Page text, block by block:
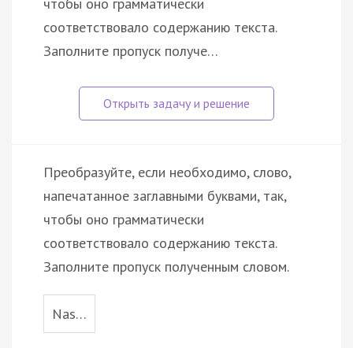
соответствовало содержанию текста.
Заполните пропуск получе…
Преобразуйте, если необходимо, слово,
напечатанное заглавными буквами, так,
чтобы оно грамматически
соответствовало содержанию текста.
Заполните пропуск полученным словом.
Nas…